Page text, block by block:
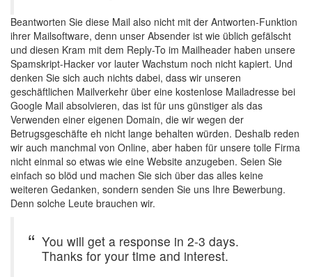
Beantworten Sie diese Mail also nicht mit der Antworten-Funktion
ihrer Mailsoftware, denn unser Absender ist wie üblich gefälscht
und diesen Kram mit dem Reply-To im Mailheader haben unsere
Spamskript-Hacker vor lauter Wachstum noch nicht kapiert. Und
denken Sie sich auch nichts dabei, dass wir unseren
geschäftlichen Mailverkehr über eine kostenlose Mailadresse bei
Google Mail absolvieren, das ist für uns günstiger als das
Verwenden einer eigenen Domain, die wir wegen der
Betrugsgeschäfte eh nicht lange behalten würden. Deshalb reden
wir auch manchmal von Online, aber haben für unsere tolle Firma
nicht einmal so etwas wie eine Website anzugeben. Seien Sie
einfach so blöd und machen Sie sich über das alles keine
weiteren Gedanken, sondern senden Sie uns Ihre Bewerbung.
Denn solche Leute brauchen wir.
You will get a response in 2-3 days.
Thanks for your time and interest.